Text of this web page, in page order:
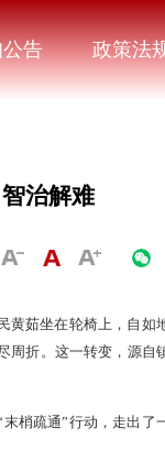
告 政策法
治解难
黄茹坐在轮椅上，自如
周折。这一转变，源自
梢疏通”行动，走出了